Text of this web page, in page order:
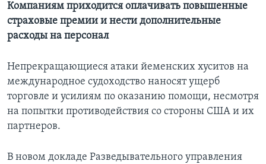
Компаниям приходится оплачивать повышенные
страховые премии и нести дополнительные
расходы на персонал
Непрекращающиеся атаки йеменских хуситов на
международное судоходство наносят ущерб
торговле и усилиям по оказанию помощи, несмотря
на попытки противодействия со стороны США и их
партнеров.
В новом докладе Разведывательного управления